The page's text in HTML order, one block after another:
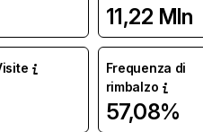
11,22 Mln
Frequenza di
rimbalzo
57,08%